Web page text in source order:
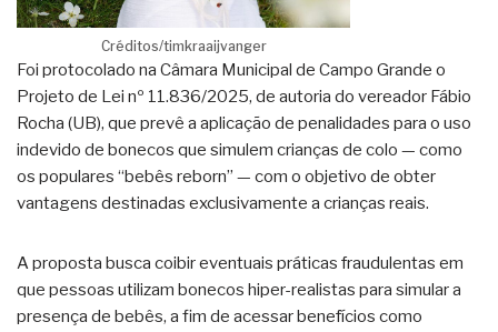
Créditos/timkraaijvanger
Foi protocolado na Câmara Municipal de Campo Grande o
Projeto de Lei nº 11.836/2025, de autoria do vereador Fábio
Rocha (UB), que prevê a aplicação de penalidades para o uso
indevido de bonecos que simulem crianças de colo — como
os populares “bebês reborn” — com o objetivo de obter
vantagens destinadas exclusivamente a crianças reais.
A proposta busca coibir eventuais práticas fraudulentas em
que pessoas utilizam bonecos hiper-realistas para simular a
presença de bebês, a fim de acessar benefícios como